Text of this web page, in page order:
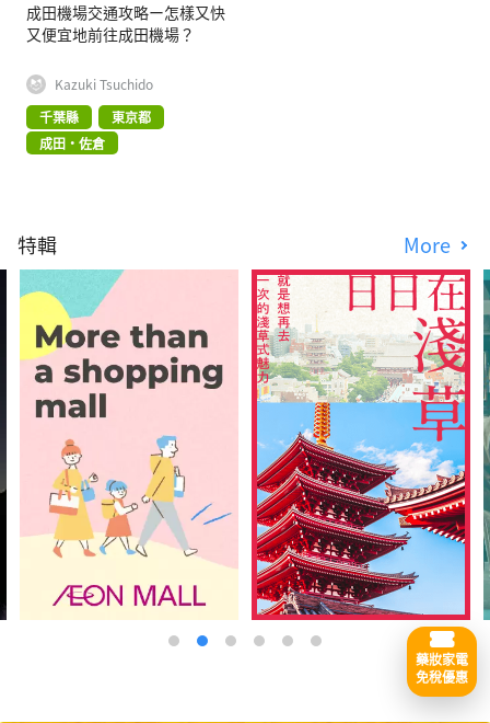
成田機場交通攻略ー怎樣又快
又便宜地前往成田機場？
Kazuki Tsuchido
千葉縣
東京都
成田・佐倉
特輯 More
藥妝家電
免稅優惠